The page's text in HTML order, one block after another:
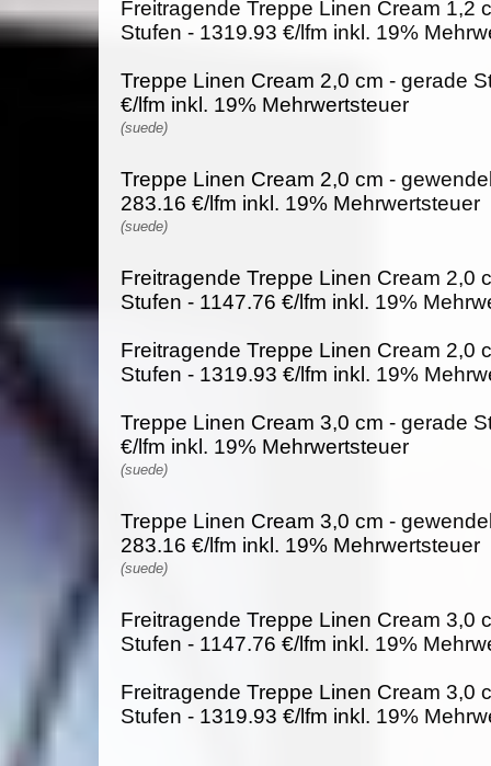
Freitragende Treppe Linen Cream 1,2
Stufen - 1319.93 €/lfm inkl. 19%
Treppe Linen Cream 2,0 cm - gerade
€/lfm inkl. 19% Mehrwertsteuer
(suede)
Treppe Linen Cream 2,0 cm -
283.16 €/lfm inkl. 19% Mehrwertsteuer
(suede)
Freitragende Treppe Linen Cream 2,0
Stufen - 1147.76 €/lfm inkl. 19%
Freitragende Treppe Linen Cream 2,0
Stufen - 1319.93 €/lfm inkl. 19%
Treppe Linen Cream 3,0 cm - gerade
€/lfm inkl. 19% Mehrwertsteuer
(suede)
Treppe Linen Cream 3,0 cm -
283.16 €/lfm inkl. 19% Mehrwertsteuer
(suede)
Freitragende Treppe Linen Cream 3,0
Stufen - 1147.76 €/lfm inkl. 19%
Freitragende Treppe Linen Cream 3,0
Stufen - 1319.93 €/lfm inkl. 19%